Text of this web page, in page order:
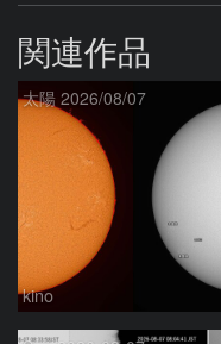
関連作品
太陽 2026/08/07
kino